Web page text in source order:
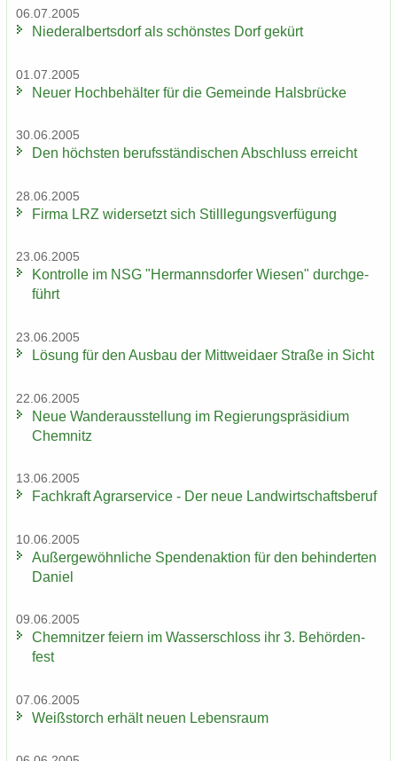
06.07.2005
Nie­der­al­berts­dorf als schöns­tes Dorf ge­kürt
01.07.2005
Neuer Hoch­be­häl­ter für die Ge­mein­de Hals­brü­cke
30.06.2005
Den höchs­ten be­rufs­stän­di­schen Ab­schluss er­reicht
28.06.2005
Firma LRZ wi­der­setzt sich Still­le­gungs­ver­fü­gung
23.06.2005
Kon­trol­le im NSG "Her­manns­dor­fer Wie­sen" durch­ge­
führt
23.06.2005
Lö­sung für den Aus­bau der Mitt­wei­da­er Stra­ße in Sicht
22.06.2005
Neue Wan­der­aus­stel­lung im Re­gie­rungs­prä­si­di­um
Chem­nitz
13.06.2005
Fach­kraft Agrar­ser­vice - Der neue Land­wirt­schafts­be­ruf
10.06.2005
Au­ßer­ge­wöhn­li­che Spen­den­ak­ti­on für den be­hin­der­ten
Da­ni­el
09.06.2005
Chem­nit­zer fei­ern im Was­ser­schloss ihr 3. Be­hör­den­
fest
07.06.2005
Weiß­storch er­hält neuen Le­bens­raum